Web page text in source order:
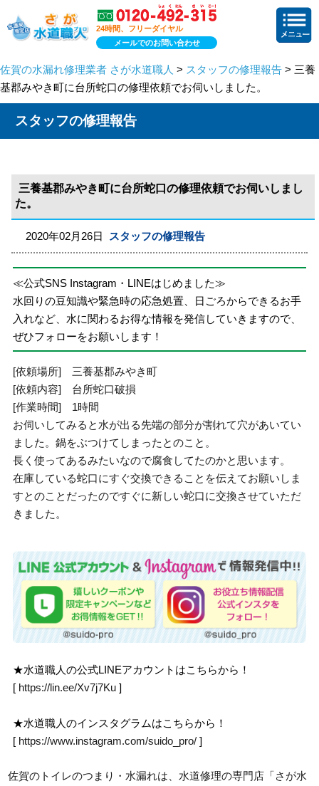
24時間、フリーダイヤル
メールでのお問い合わせ
佐賀の水漏れ修理業者 さが水道職人 > スタッフの修理報告 > 三養
基郡みやき町に台所蛇口の修理依頼でお伺いしました。
スタッフの修理報告
三養基郡みやき町に台所蛇口の修理依頼でお伺いしまし
た。
2020年02月26日 スタッフの修理報告
≪公式SNS Instagram・LINEはじめました≫
水回りの豆知識や緊急時の応急処置、日ごろからできるお手
入れなど、水に関わるお得な情報を発信していきますので、
ぜひフォローをお願いします！
[依頼場所] 三養基郡みやき町
[依頼内容] 台所蛇口破損
[作業時間] 1時間
お伺いしてみると水が出る先端の部分が割れて穴があいてい
ました。鍋をぶつけてしまったとのこと。
長く使ってあるみたいなので腐食してたのかと思います。
在庫している蛇口にすぐ交換できることを伝えてお願いしま
すとのことだったのですぐに新しい蛇口に交換させていただ
きました。
★水道職人の公式LINEアカウントはこちらから！
[ https://lin.ee/Xv7j7Ku ]
★水道職人のインスタグラムはこちらから！
[ https://www.instagram.com/suido_pro/ ]
佐賀のトイレのつまり・水漏れは、水道修理の専門店「さが水